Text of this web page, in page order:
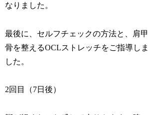
なりました。
最後に、セルフチェックの方法と、肩甲
骨を整えるOCLストレッチをご指導しま
した。
2回目（7日後）